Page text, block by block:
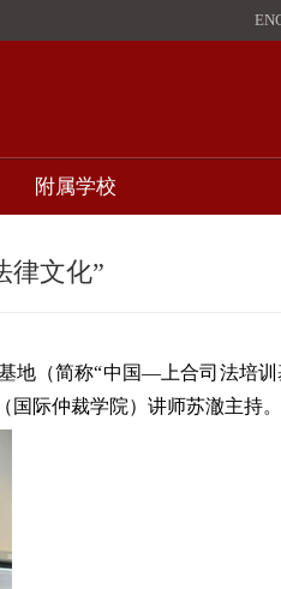
附属学校
律文化”
（简称“中国—上合司法培训
际仲裁学院）讲师苏澈主持。